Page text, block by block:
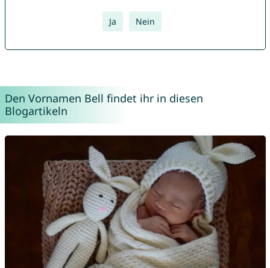
Ja Nein
Den Vornamen Bell findet ihr in diesen
Blogartikeln